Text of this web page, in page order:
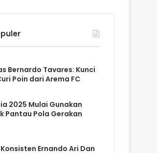
Bernardo Tavares: Kunci
Poin dari Arema FC
2025 Mulai Gunakan
Pantau Pola Gerakan
Ernando Ari Dan